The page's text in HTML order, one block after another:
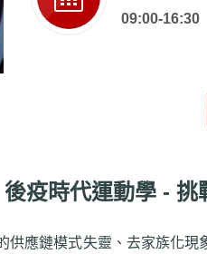
09:00-16:30
後疫時代運動學 - 挑
鏈模式失靈、去家族化現